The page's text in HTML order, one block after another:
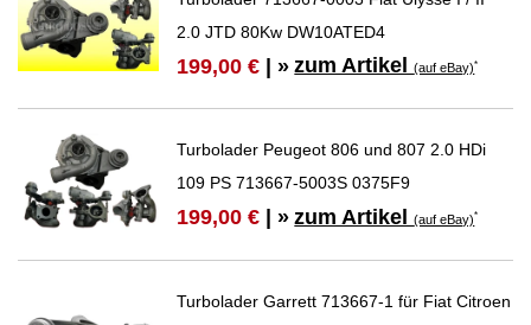
2.0 JTD 80Kw DW10ATED4
199,00 € | » zum Artikel(auf eBay)*
Turbolader Peugeot 806 und 807 2.0 HDi
109 PS 713667-5003S 0375F9
199,00 € | » zum Artikel(auf eBay)*
Turbolader Garrett 713667-1 für Fiat Citroen